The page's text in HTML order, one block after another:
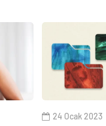
24 Ocak 2023